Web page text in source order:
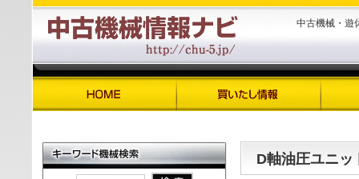
中古機械・遊
D軸油圧ユニッ